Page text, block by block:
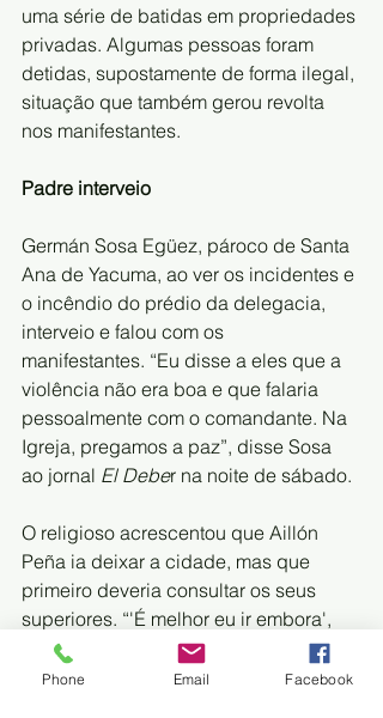
uma série de batidas em propriedades
privadas. Algumas pessoas foram
detidas, supostamente de forma ilegal,
situação que também gerou revolta
nos manifestantes.
Padre interveio
Germán Sosa Egüez, pároco de Santa
Ana de Yacuma, ao ver os incidentes e
o incêndio do prédio da delegacia,
interveio e falou com os
manifestantes. “Eu disse a eles que a
violência não era boa e que falaria
pessoalmente com o comandante. Na
Igreja, pregamos a paz”, disse Sosa
ao jornal El Deber na noite de sábado.
O religioso acrescentou que Aillón
Peña ia deixar a cidade, mas que
primeiro deveria consultar os seus
superiores. “'É melhor eu ir embora',
ele me disse”, falou o padre Sosa. O
representante da Igreja Católica em
Phone Email Facebook